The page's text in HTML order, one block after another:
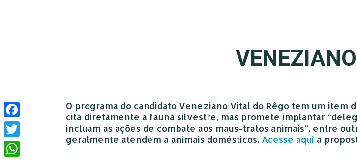
O programa do candidato Veneziano Vital do Rêgo tem um item
cita diretamente a fauna silvestre, mas promete implantar
incluam as ações de combate aos maus-tratos animais”, entre
geralmente atendem a animais domésticos. Acesse aqui a
Facebook
Twitter